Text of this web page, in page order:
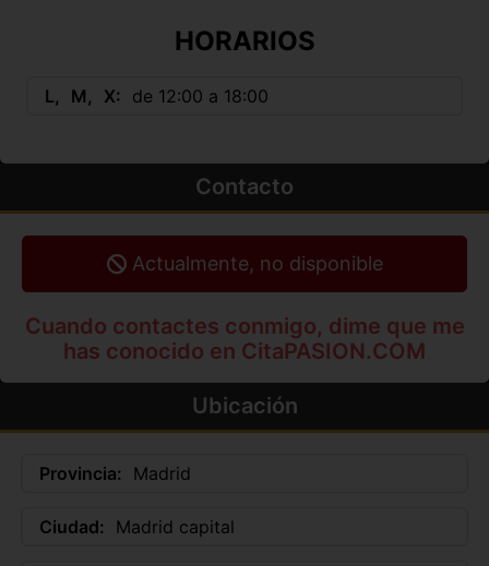
HORARIOS
L M X de 12:00 a 18:00
Contacto
Actualmente, no disponible
Cuando contactes conmigo, dime que me
has conocido en CitaPASION.COM
Ubicación
Provincia: Madrid
Ciudad: Madrid capital